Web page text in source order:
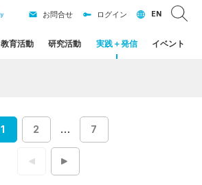
教育活動 研究活動 実践＋発信 イベント
お問合せ ログイン EN
投
ビ
1 2 … 7